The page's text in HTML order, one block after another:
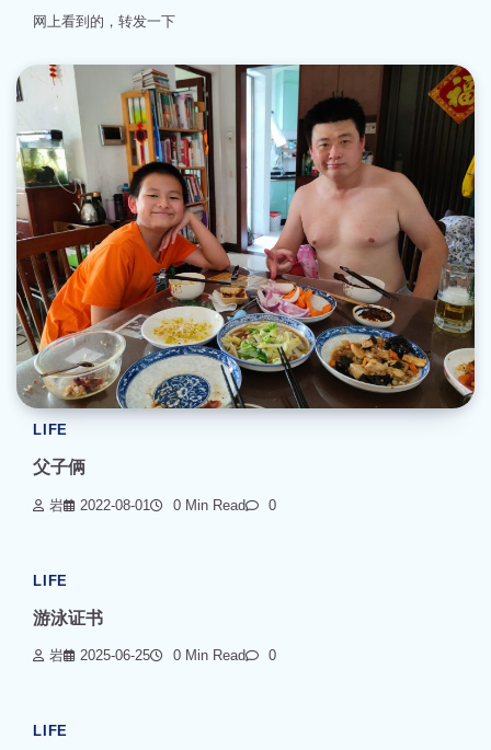
网上看到的，转发一下
LIFE
父子俩
岩 2022-08-01 0 Min Read 0
LIFE
游泳证书
岩 2025-06-25 0 Min Read 0
LIFE